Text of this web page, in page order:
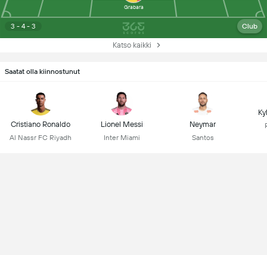
3 - 4 - 3 Club
Grabara
Katso kaikki
Saatat olla kiinnostunut
Cristiano Ronaldo
Al Nassr FC Riyadh
Lionel Messi
Inter Miami
Neymar
Santos